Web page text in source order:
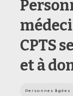
CPTS
et à
Personnes âgées